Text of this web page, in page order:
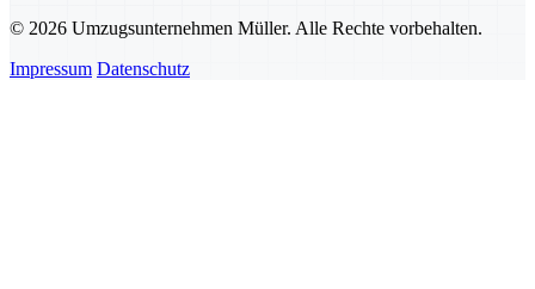
© 2026 Umzugsunternehmen Müller. Alle Rechte vorbehalten.
Impressum Datenschutz